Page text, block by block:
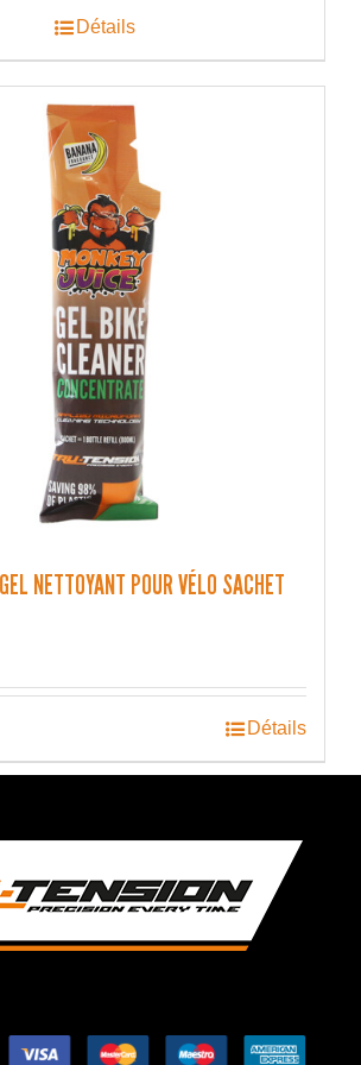
Détails
NETTOYANT POUR VÉLO SACHET
Détails